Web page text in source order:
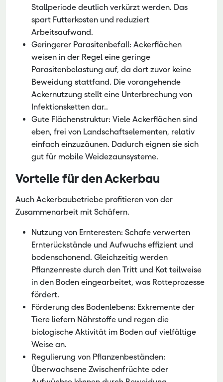
Stallperiode deutlich verkürzt werden. Das
spart Futterkosten und reduziert
Arbeitsaufwand.
Geringerer Parasitenbefall: Ackerflächen
weisen in der Regel eine geringe
Parasitenbelastung auf, da dort zuvor keine
Beweidung stattfand. Die vorangehende
Ackernutzung stellt eine Unterbrechung von
Infektionsketten dar..
Gute Flächenstruktur: Viele Ackerflächen sind
eben, frei von Landschaftselementen, relativ
einfach einzuzäunen. Dadurch eignen sie sich
gut für mobile Weidezaunsysteme.
Vorteile für den Ackerbau
Auch Ackerbaubetriebe profitieren von der
Zusammenarbeit mit Schäfern.
Nutzung von Ernteresten: Schafe verwerten
Ernterückstände und Aufwuchs effizient und
bodenschonend. Gleichzeitig werden
Pflanzenreste durch den Tritt und Kot teilweise
in den Boden eingearbeitet, was Rotteprozesse
fördert.
Förderung des Bodenlebens: Exkremente der
Tiere liefern Nährstoffe und regen die
biologische Aktivität im Boden auf vielfältige
Weise an.
Regulierung von Pflanzenbeständen:
Überwachsene Zwischenfrüchte oder